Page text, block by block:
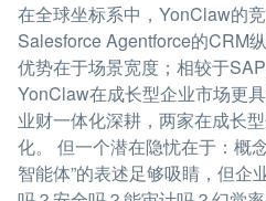
在全球坐标系中，YonClaw的
Salesforce Agentforce的CRM
优势在于场景宽度；相较于
YonClaw在成长型企业市场更
业财一体化深耕，两家在成长
化。 但一个潜在隐忧在于：概
智能体”的表述足够吸睛，但企